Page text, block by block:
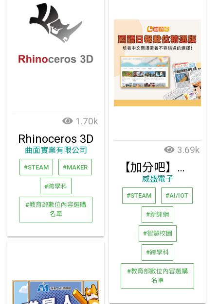
1.70k
Rhinoceros 3D
曲面實業有限公司
#STEAM #MAKER
#跨學科
#教育部數位內容選購
名單
3.69k
【加分吧】國語日報－數位精選版
威盛電子
#STEAM #AI/IOT
#新課綱
#智慧校園
#跨學科
#教育部數位內容選購
名單